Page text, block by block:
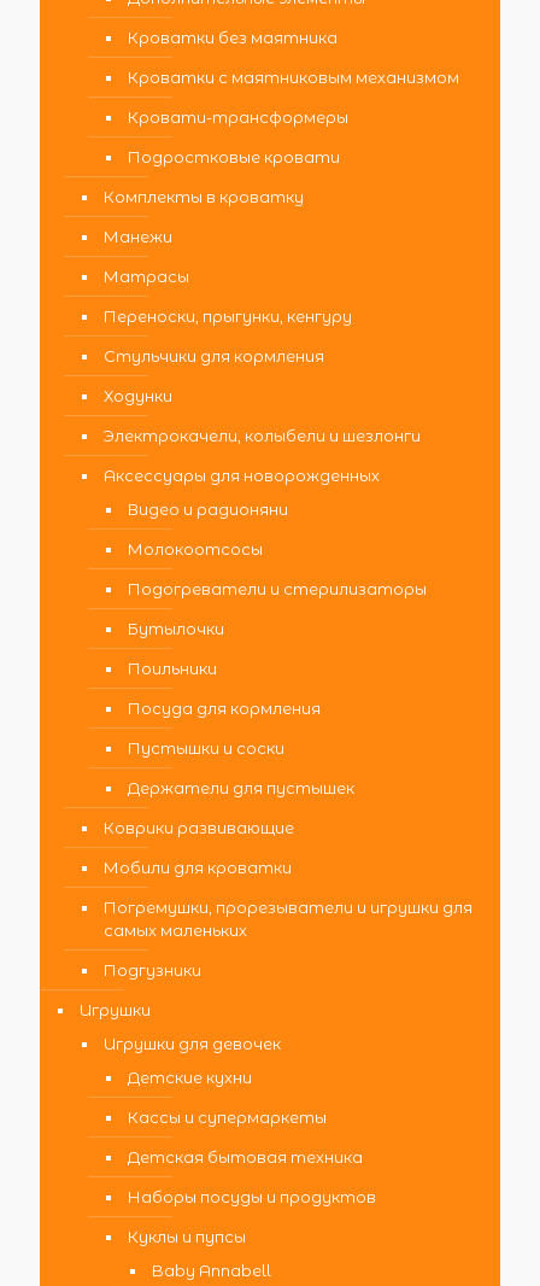
Кроватки без маятника
Кроватки с маятниковым механизмом
Кровати-трансформеры
Подростковые кровати
Комплекты в кроватку
Манежи
Матрасы
Переноски, прыгунки, кенгуру
Стульчики для кормления
Ходунки
Электрокачели, колыбели и шезлонги
Аксессуары для новорожденных
Видео и радионяни
Молокоотсосы
Подогреватели и стерилизаторы
Бутылочки
Поильники
Посуда для кормления
Пустышки и соски
Держатели для пустышек
Коврики развивающие
Мобили для кроватки
Погремушки, прорезыватели и игрушки для
самых маленьких
Подгузники
Игрушки
Игрушки для девочек
Детские кухни
Кассы и супермаркеты
Детская бытовая техника
Наборы посуды и продуктов
Куклы и пупсы
Baby Annabell